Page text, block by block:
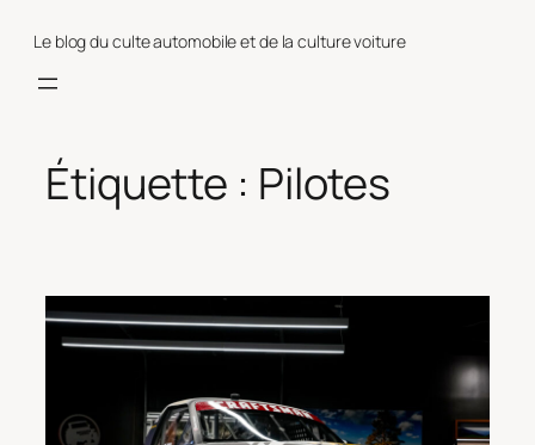
Le blog du culte automobile et de la culture voiture
Étiquette : Pilotes